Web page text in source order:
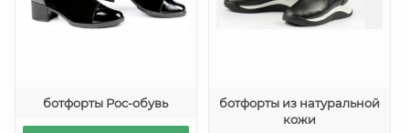
ботфорты Рос-обувь
ботфорты из натуральной
кожи